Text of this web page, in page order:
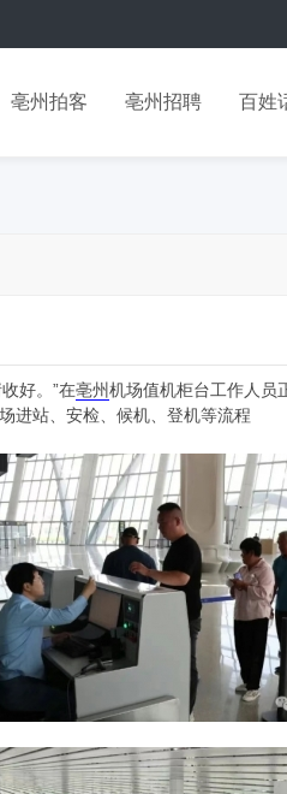
亳州拍客 亳州招聘 百姓
好。”在亳州机场值机柜台工作人员
进站、安检、候机、登机等流程